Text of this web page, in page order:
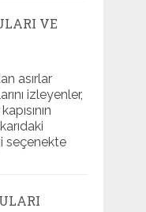
VE
asırlar
izleyenler,
seçenekte